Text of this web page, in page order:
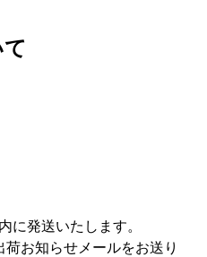
に発送いたします。
お知らせメールをお送り